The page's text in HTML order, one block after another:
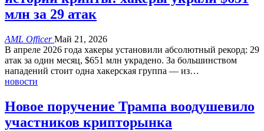
млн за 29 атак
AML OfficerМай 21, 2026
В апреле 2026 года хакеры установили абсолютный рекорд: 29
атак за один месяц, $651 млн украдено. За большинством
нападений стоит одна хакерская группа — из…
новости
Новое поручение Трампа воодушевило
участников крипторынка